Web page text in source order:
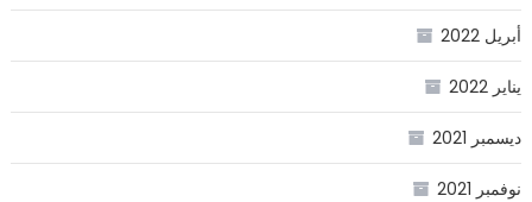
أبريل 2022
يناير 2022
ديسمبر 2021
نوفمبر 2021